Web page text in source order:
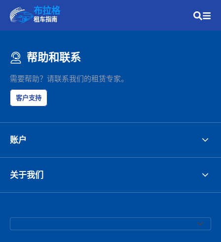
布拉格
租车指南
帮助和联系
需要帮助？请联系我们的租赁专家。
客户支持
账户
关于我们